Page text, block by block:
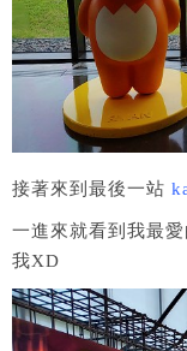
接著來到最後一站
一進來就看到我最
我XD